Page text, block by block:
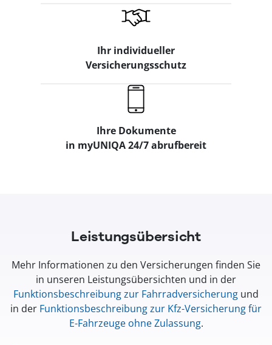
Ihr individueller
Versicherungsschutz
Ihre Dokumente
in myUNIQA 24/7 abrufbereit
Leistungsübersicht
Mehr Informationen zu den Versicherungen finden Sie
in unseren Leistungsübersichten und in der
Funktionsbeschreibung zur Fahrradversicherung und
in der Funktionsbeschreibung zur Kfz-Versicherung für
E-Fahrzeuge ohne Zulassung.